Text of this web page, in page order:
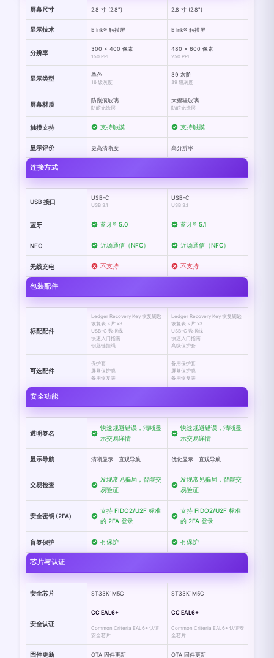
屏幕尺寸 2.8 寸 (2.8") 2.8 寸 (2.8")
显示技术 E Ink® 触摸屏 E Ink® 触摸屏
分辨率 300 x 400 像素
150 PPI
480 x 600 像素
250 PPI
显示类型 单色
16 级灰度
39 灰阶
39 级灰度
屏幕材质 防刮痕玻璃
防眩光涂层
大猩猩玻璃
防眩光涂层
触摸支持 支持触摸 支持触摸
显示评价 更高清晰度 高分辨率
连接方式
USB 接口 USB-C
USB 3.1
USB-C
USB 3.1
蓝牙 蓝牙® 5.0 蓝牙® 5.1
NFC 近场通信（NFC） 近场通信（NFC）
无线充电 不支持 不支持
包装配件
标配配件
Ledger Recovery Key 恢复钥匙
恢复表卡片 x3
USB-C 数据线
快速入门指南
钥匙链挂绳
Ledger Recovery Key 恢复钥匙
恢复表卡片 x3
USB-C 数据线
快速入门指南
高级保护套
可选配件
保护套
屏幕保护膜
备用恢复表
备用保护套
屏幕保护膜
备用恢复表
安全功能
透明签名
快速规避错误，清晰显
示交易详情
快速规避错误，清晰显
示交易详情
显示导航 清晰显示，直观导航 优化显示，直观导航
交易检查
发现常见骗局，智能交
易验证
发现常见骗局，智能交
易验证
安全密钥 (2FA)
支持 FIDO2/U2F 标准
的 2FA 登录
支持 FIDO2/U2F 标准
的 2FA 登录
盲签保护 有保护 有保护
芯片与认证
安全芯片 ST33K1M5C ST33K1M5C
安全认证
CC EAL6+
Common Criteria EAL6+ 认证
安全芯片
CC EAL6+
Common Criteria EAL6+ 认证安
全芯片
固件更新 OTA 固件更新 OTA 固件更新